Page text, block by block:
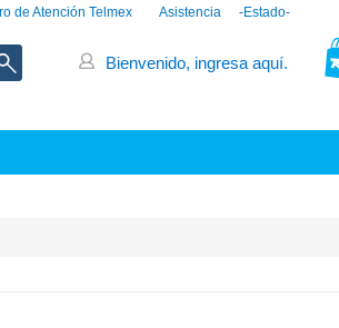
Asistencia
de Atención Telmex
Bienvenido, ingresa aquí.